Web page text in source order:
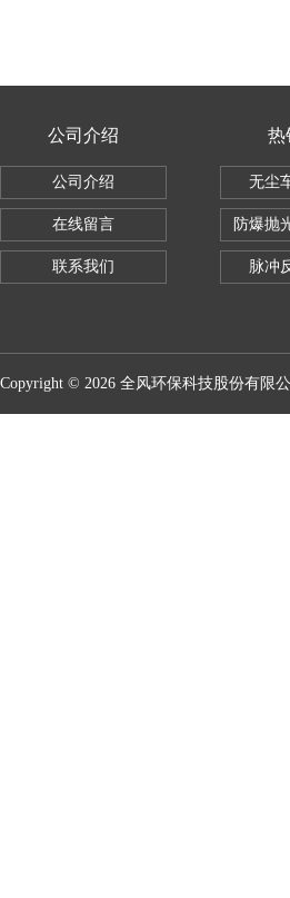
公司介绍
公司介绍
在线留言
联系我们
热
无尘
防爆抛
脉冲
Copyright © 2026 全风环保科技股份有限